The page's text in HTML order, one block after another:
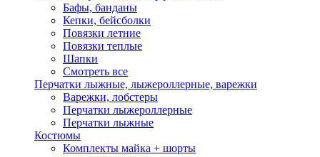
Бафы, банданы
Кепки, бейсболки
Повязки летние
Повязки теплые
Шапки
Смотреть все
Перчатки лыжные, лыжероллерные, варежки
Варежки, лобстеры
Перчатки лыжероллерные
Перчатки лыжные
Костюмы
Комплекты майка + шорты